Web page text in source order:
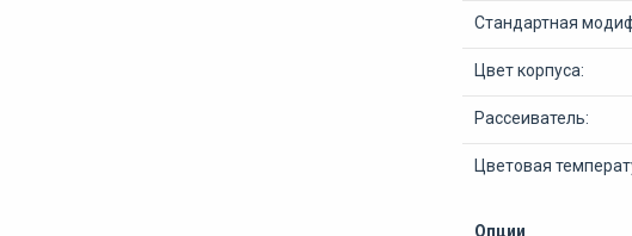
Стандартная
Цвет корпуса:
Рассеиватель:
Цветовая
Опции